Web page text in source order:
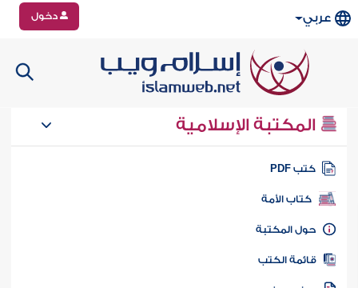
عربي دخول
المكتبة الإسلامية
كتب PDF
كتاب الأمة
المكتبة